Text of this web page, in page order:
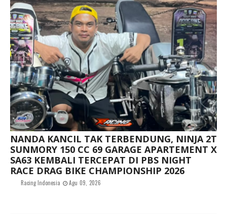
NANDA KANCIL TAK TERBENDUNG, NINJA 2T
SUNMORY 150 CC 69 GARAGE APARTEMENT X
SA63 KEMBALI TERCEPAT DI PBS NIGHT
RACE DRAG BIKE CHAMPIONSHIP 2026
Racing Indonesia Agu 09, 2026